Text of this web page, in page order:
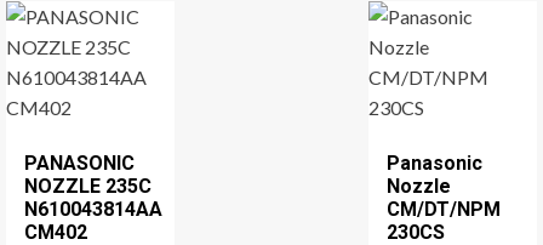
PANASONIC
NOZZLE 235C
N610043814AA
CM402
Panasonic
Nozzle
CM/DT/NPM
230CS